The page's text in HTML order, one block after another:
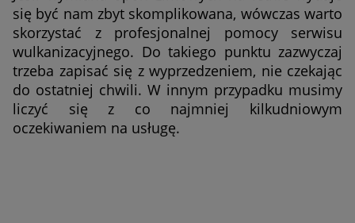
się być nam zbyt skomplikowana, wówczas warto
skorzystać z profesjonalnej pomocy serwisu
wulkanizacyjnego. Do takiego punktu zazwyczaj
trzeba zapisać się z wyprzedzeniem, nie czekając
do ostatniej chwili. W innym przypadku musimy
liczyć się z co najmniej kilkudniowym
oczekiwaniem na usługę.